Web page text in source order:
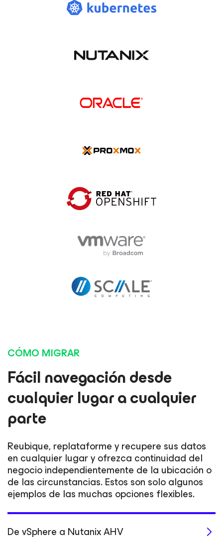
CÓMO MIGRAR
Fácil navegación desde
cualquier lugar a cualquier
parte
Reubique, replataforme y recupere sus datos
en cualquier lugar y ofrezca continuidad del
negocio independientemente de la ubicación o
de las circunstancias. Estos son solo algunos
ejemplos de las muchas opciones flexibles.
De vSphere a Nutanix AHV